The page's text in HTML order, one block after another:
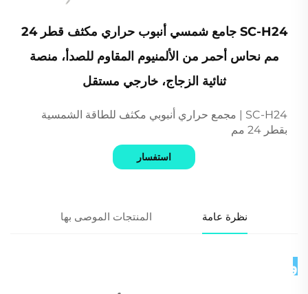
SC-H24 جامع شمسي أنبوب حراري مكثف قطر 24
مم نحاس أحمر من الألمنيوم المقاوم للصدأ، منصة
ثنائية الزجاج، خارجي مستقل
SC-H24 | مجمع حراري أنبوبي مكثف للطاقة الشمسية
بقطر 24 مم
استفسار
نظرة عامة المنتجات الموصى بها
وصف المنتج